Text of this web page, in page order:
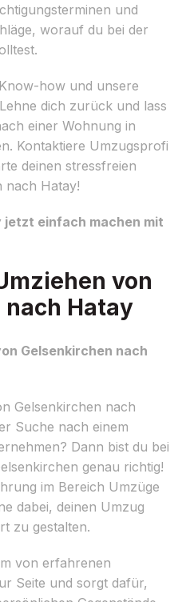
und
worauf du bei der
how und unsere
dich zurück und lass
einer Wohnung in
Kontaktiere Umzugsprofi
deinen stressfreien
nach Hatay!
jetzt einfach machen mit
von
Hatay
Gelsenkirchen nach
Gelsenkirchen nach
Suche nach einem
Dann bist du bei
genau richtig!
im Bereich Umzüge
dabei, deinen Umzug
zu gestalten.
von erfahrenen
Seite und sorgt dafür,